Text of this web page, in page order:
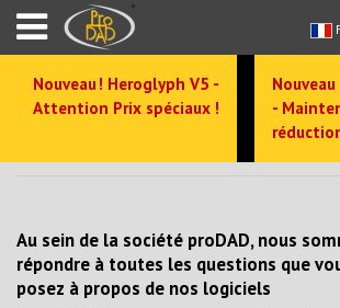
Nouveau ! Heroglyph V5 -
Attention Prix spéciaux !
-
Au sein de la société proDAD, nous
répondre à toutes les questions que
posez à propos de nos logiciels